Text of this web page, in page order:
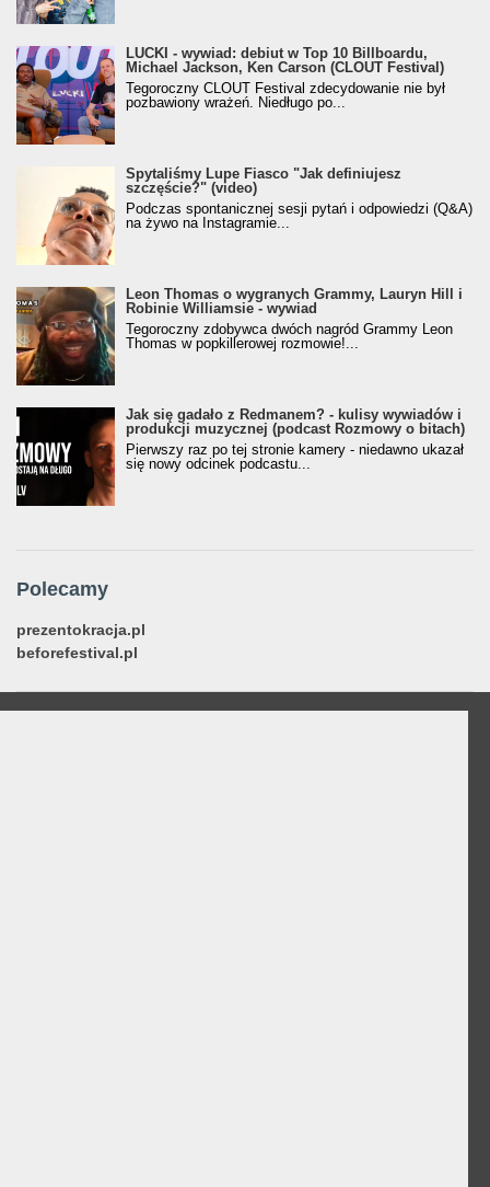
LUCKI - wywiad: debiut w Top 10 Billboardu,
Michael Jackson, Ken Carson (CLOUT Festival)
Tegoroczny CLOUT Festival zdecydowanie nie był
pozbawiony wrażeń. Niedługo po...
Spytaliśmy Lupe Fiasco "Jak definiujesz
szczęście?" (video)
Podczas spontanicznej sesji pytań i odpowiedzi (Q&A)
na żywo na Instagramie...
Leon Thomas o wygranych Grammy, Lauryn Hill i
Robinie Williamsie - wywiad
Tegoroczny zdobywca dwóch nagród Grammy Leon
Thomas w popkillerowej rozmowie!...
Jak się gadało z Redmanem? - kulisy wywiadów i
produkcji muzycznej (podcast Rozmowy o bitach)
Pierwszy raz po tej stronie kamery - niedawno ukazał
się nowy odcinek podcastu...
Polecamy
prezentokracja.pl
beforefestival.pl